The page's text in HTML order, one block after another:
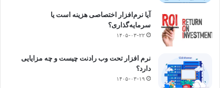
آیا نرم‌افزار اختصاصی هزینه است یا
سرمایه‌گذاری؟
۱۴۰۵-۰۳-۲۲
نرم افزار تحت وب رادنت چیست و چه مزایایی
دارد؟
۱۴۰۵-۰۳-۱۹